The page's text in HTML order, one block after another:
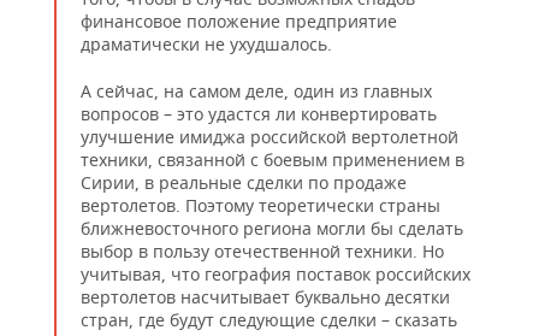
финансовое положение предприятие
драматически не ухудшалось.
А сейчас, на самом деле, один из главных
вопросов – это удастся ли конвертировать
улучшение имиджа российской вертолетной
техники, связанной с боевым применением в
Сирии, в реальные сделки по продаже
вертолетов. Поэтому теоретически страны
ближневосточного региона могли бы сделать
выбор в пользу отечественной техники. Но
учитывая, что география поставок российских
вертолетов насчитывает буквально десятки
стран, где будут следующие сделки – сказать